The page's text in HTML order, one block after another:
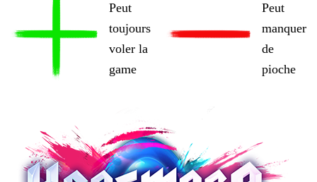
Peut
toujours
voler la
game
Peut
manquer
de
pioche